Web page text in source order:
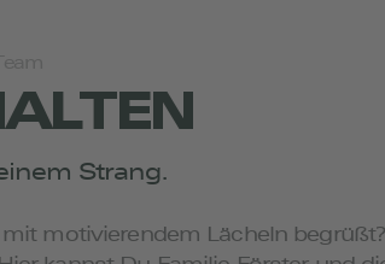
Strang.
motivierendem Lächeln